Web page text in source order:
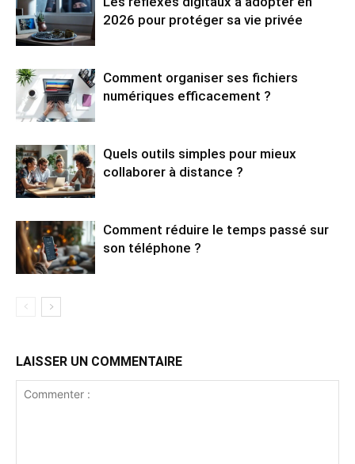
2026 pour protéger sa vie privée
Comment organiser ses fichiers
numériques efficacement ?
Quels outils simples pour mieux
collaborer à distance ?
Comment réduire le temps passé sur
son téléphone ?
LAISSER UN COMMENTAIRE